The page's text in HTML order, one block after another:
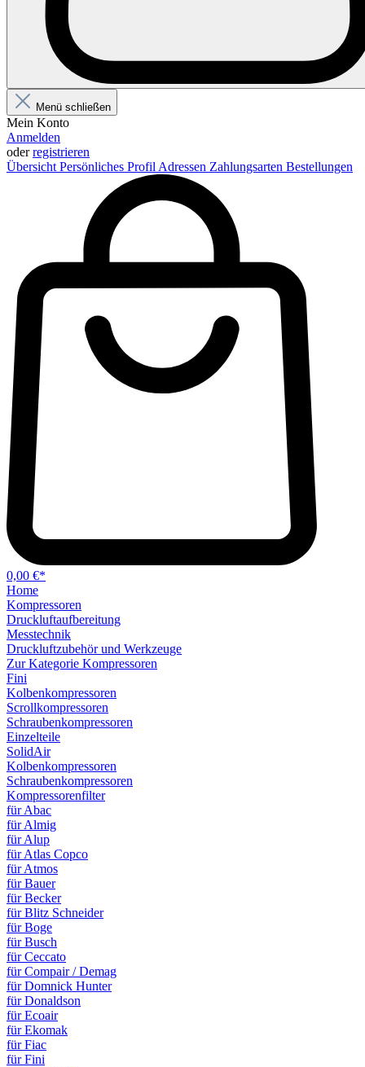
Menü schließen
Mein Konto
Anmelden
oderregistrieren
Übersicht Persönliches Profil Adressen Zahlungsarten Bestellungen
0,00 €*
Home
Kompressoren
Druckluftaufbereitung
Messtechnik
Druckluftzubehör und Werkzeuge
Zur Kategorie Kompressoren
Fini
Kolbenkompressoren
Scrollkompressoren
Schraubenkompressoren
Einzelteile
SolidAir
Kolbenkompressoren
Schraubenkompressoren
Kompressorenfilter
für Abac
für Almig
für Alup
für Atlas Copco
für Atmos
für Bauer
für Becker
für Blitz Schneider
für Boge
für Busch
für Ceccato
für Compair / Demag
für Domnick Hunter
für Donaldson
für Ecoair
für Ekomak
für Fiac
für Fini